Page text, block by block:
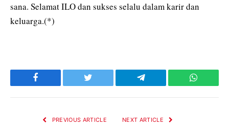
sana. Selamat ILO dan sukses selalu dalam karir dan
keluarga.(*)
Facebook Twitter Telegram
PREVIOUS ARTICLE NEXT ARTICLE